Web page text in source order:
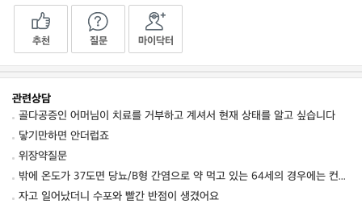
추천 질문 마이닥터
관련상담
골다공증인 어머님이 치료를 거부하고 계셔서 현재 상태를 알고 싶습니다
닿기만하면 안더럽죠
위장약질문
밖에 온도가 37도면 당뇨/B형 간염으로 약 먹고 있는 64세의 경우에는 컨디션 저하를 동
자고 일어났더니 수포와 빨간 반점이 생겼어요